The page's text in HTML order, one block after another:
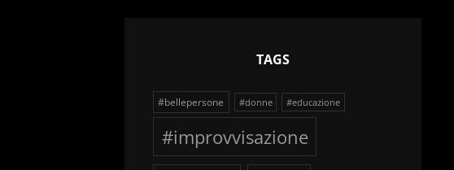
TAGS
#bellepersone #donne #educazione
#improvvisazione